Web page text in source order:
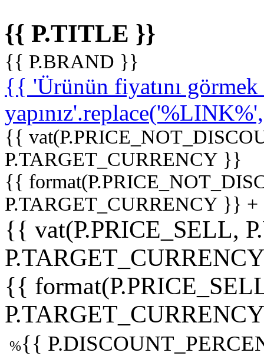
{{ P.TITLE }}
{{ P.BRAND }}
{{ 'Ürünün fiyatını
{{
P.TARGET_CURRENCY }}
{{
P.TARGET_CURRENCY }}
{{ vat(P.PRICE_SELL,
{{
%{{